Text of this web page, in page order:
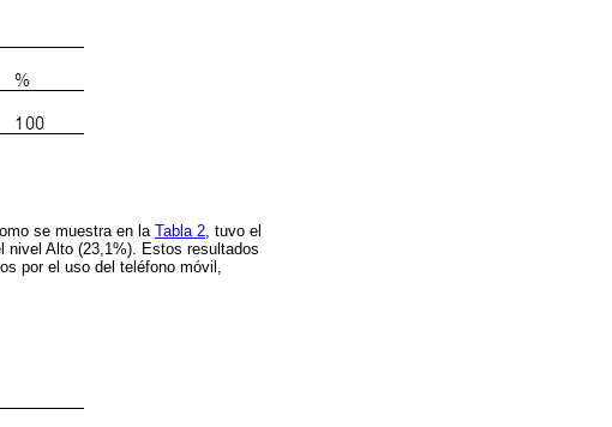
se muestra en la Tabla 2, tuvo el
nivel Alto (23,1%). Estos resultados
por el uso del teléfono móvil,